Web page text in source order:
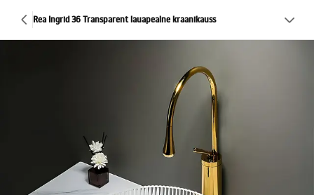
Rea Ingrid 36 Transparent lauapealne kraanikauss